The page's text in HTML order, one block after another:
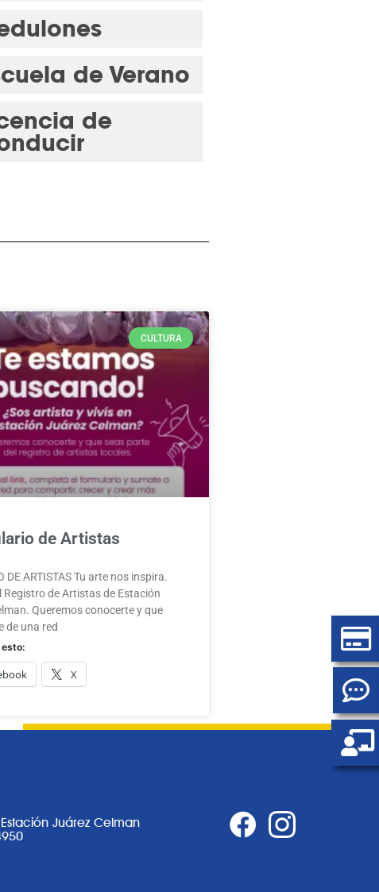
de Verano
de
CULTURA
de Artistas
DE ARTISTAS Tu arte nos inspira.
Registro de Artistas de Estación
Queremos conocerte y que
de una red
X
Juárez Celman